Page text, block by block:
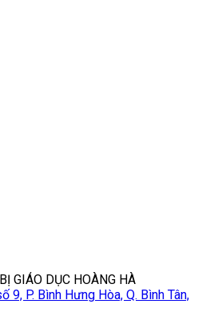
GIÁO DỤC HOÀNG HÀ
P. Bình Hưng Hòa, Q. Bình Tân,